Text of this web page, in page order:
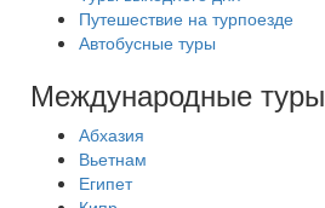
Путешествие на турпоезде
Автобусные туры
Международные туры
Абхазия
Вьетнам
Египет